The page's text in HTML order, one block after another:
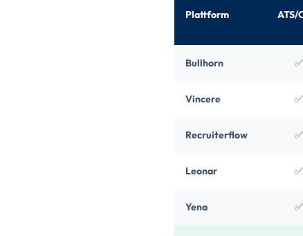
Plattform ATS/
Bullhorn ✅
Vincere ✅
Recruiterflow ✅
Leonar ✅
Yena ✅